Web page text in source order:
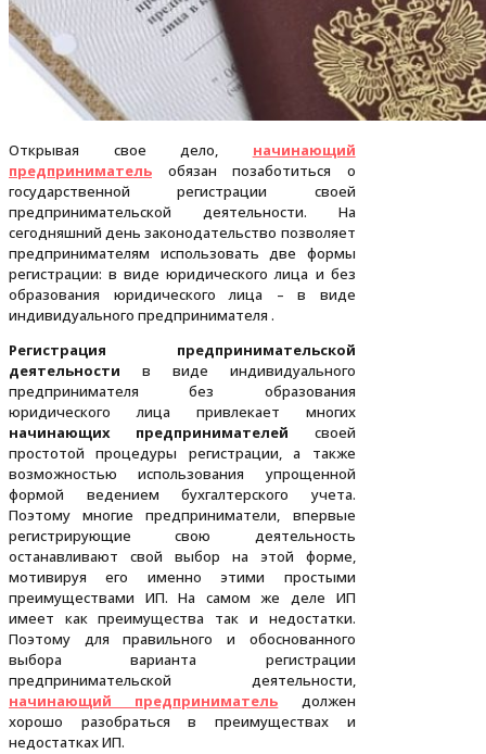
Открывая свое дело, начинающий
предприниматель обязан позаботиться о
государственной регистрации своей
предпринимательской деятельности. На
сегодняшний день законодательство позволяет
предпринимателям использовать две формы
регистрации: в виде юридического лица и без
образования юридического лица – в виде
индивидуального предпринимателя .
Регистрация предпринимательской
деятельности в виде индивидуального
предпринимателя без образования
юридического лица привлекает многих
начинающих предпринимателей своей
простотой процедуры регистрации, а также
возможностью использования упрощенной
формой ведением бухгалтерского учета.
Поэтому многие предприниматели, впервые
регистрирующие свою деятельность
останавливают свой выбор на этой форме,
мотивируя его именно этими простыми
преимуществами ИП. На самом же деле ИП
имеет как преимущества так и недостатки.
Поэтому для правильного и обоснованного
выбора варианта регистрации
предпринимательской деятельности,
начинающий предприниматель
должен
хорошо разобраться в преимуществах и
недостатках ИП.